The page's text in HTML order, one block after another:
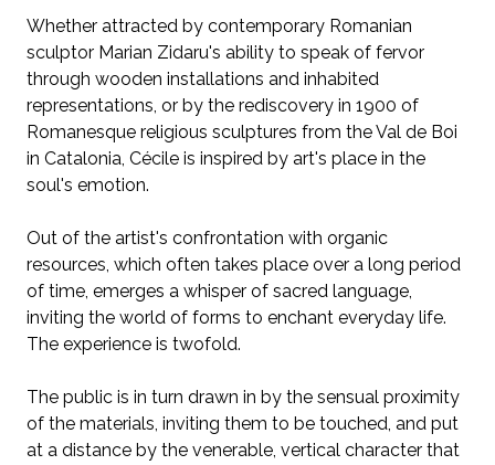
Whether attracted by contemporary Romanian
sculptor Marian Zidaru's ability to speak of fervor
through wooden installations and inhabited
representations, or by the rediscovery in 1900 of
Romanesque religious sculptures from the Val de Boi
in Catalonia, Cécile is inspired by art's place in the
soul's emotion.
Out of the artist's confrontation with organic
resources, which often takes place over a long period
of time, emerges a whisper of sacred language,
inviting the world of forms to enchant everyday life.
The experience is twofold.
The public is in turn drawn in by the sensual proximity
of the materials, inviting them to be touched, and put
at a distance by the venerable, vertical character that